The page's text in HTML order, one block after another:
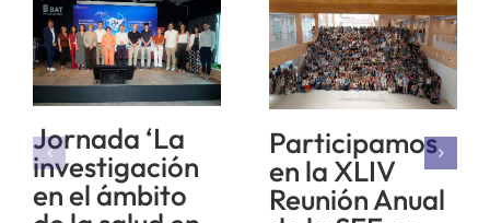
Jornada ‘La
investigación
en el ámbito
Participamos
en la XLIV
Reunión Anual